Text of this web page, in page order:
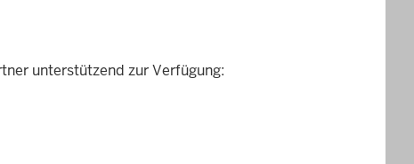
unterstützend zur Verfügung: